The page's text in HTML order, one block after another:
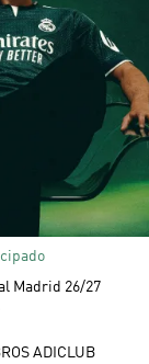
Madrid 26/27
ADICLUB